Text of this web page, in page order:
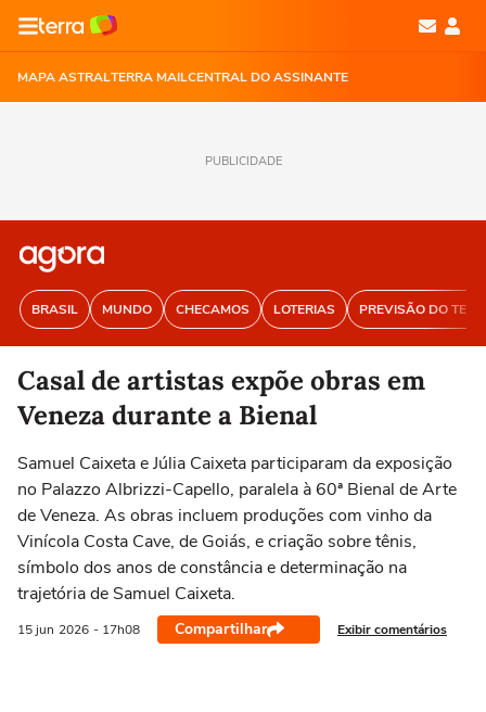
MAPA ASTRALTERRA MAILCENTRAL DO ASSINANTE
PUBLICIDADE
BRASIL MUNDO CHECAMOS LOTERIAS PREVISÃO DO
Casal de artistas expõe obras em
Veneza durante a Bienal
Samuel Caixeta e Júlia Caixeta participaram da exposição
no Palazzo Albrizzi-Capello, paralela à 60ª Bienal de Arte
de Veneza. As obras incluem produções com vinho da
Vinícola Costa Cave, de Goiás, e criação sobre tênis,
símbolo dos anos de constância e determinação na
trajetória de Samuel Caixeta.
15 jun 2026 - 17h08 Compartilhar Exibir comentários